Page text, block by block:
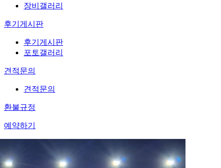
장비갤러리
후기게시판
후기게시판
포토갤러리
견적문의
견적문의
환불규정
예약하기